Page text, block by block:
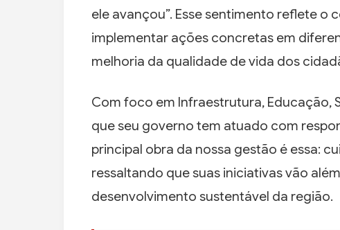
ele avançou”. Esse sentimento reflete
implementar ações concretas em
melhoria da qualidade de vida dos
Com foco em Infraestrutura, Educação,
que seu governo tem atuado com
principal obra da nossa gestão é essa:
ressaltando que suas iniciativas vão
desenvolvimento sustentável da região.